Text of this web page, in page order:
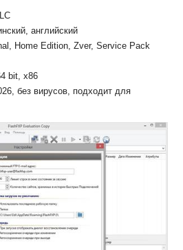
английский
Home Edition, Zver, Service Pack
bit, x86
без вирусов, подходит для